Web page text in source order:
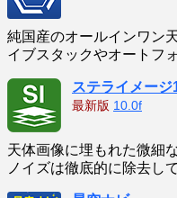
純国産のオールインワン
イブスタックやオートフ
ステライメージ
最新版 10.0f
天体画像に埋もれた微細
ノイズは徹底的に除去し